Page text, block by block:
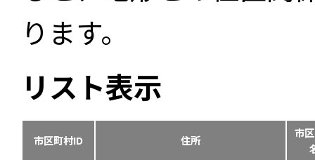
ります。
リスト表示
市区町村ID 住所
市